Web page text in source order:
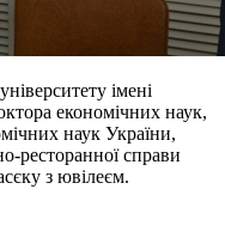
імені
економічних наук,
наук України,
ресторанної справи
з ювілеєм.